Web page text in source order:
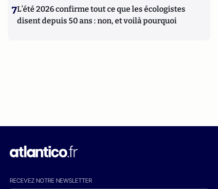
7L’été 2026 confirme tout ce que les écologistes
disent depuis 50 ans : non, et voilà pourquoi
RECEVEZ NOTRE NEWSLETTER